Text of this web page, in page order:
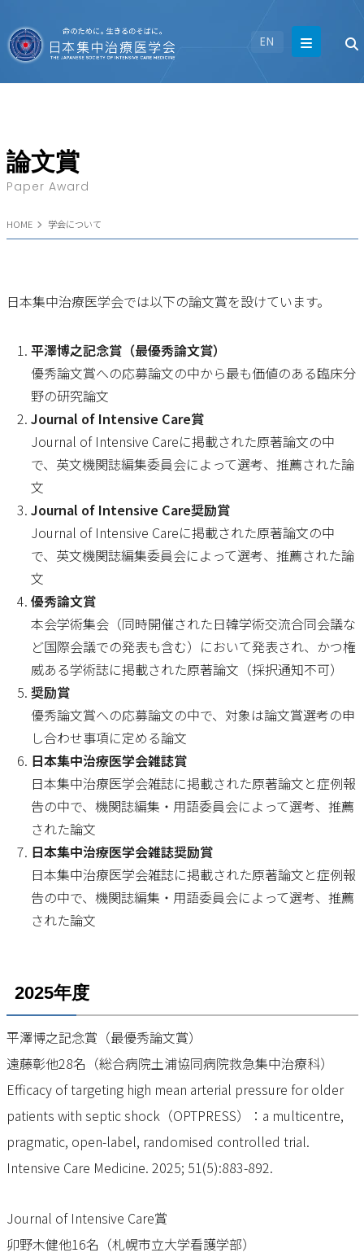
EN
論文賞
Paper Award
HOME 学会について
日本集中治療医学会では以下の論文賞を設けています。
平澤博之記念賞（最優秀論文賞）
優秀論文賞への応募論文の中から最も価値のある臨床分
野の研究論文
Journal of Intensive Care賞
Journal of Intensive Careに掲載された原著論文の中
で、英文機関誌編集委員会によって選考、推薦された論
文
Journal of Intensive Care奨励賞
Journal of Intensive Careに掲載された原著論文の中
で、英文機関誌編集委員会によって選考、推薦された論
文
優秀論文賞
本会学術集会（同時開催された日韓学術交流合同会議な
ど国際会議での発表も含む）において発表され、かつ権
威ある学術誌に掲載された原著論文（採択通知不可）
奨励賞
優秀論文賞への応募論文の中で、対象は論文賞選考の申
し合わせ事項に定める論文
日本集中治療医学会雑誌賞
日本集中治療医学会雑誌に掲載された原著論文と症例報
告の中で、機関誌編集・用語委員会によって選考、推薦
された論文
日本集中治療医学会雑誌奨励賞
日本集中治療医学会雑誌に掲載された原著論文と症例報
告の中で、機関誌編集・用語委員会によって選考、推薦
された論文
2025年度
平澤博之記念賞（最優秀論文賞）
遠藤彰他28名（総合病院土浦協同病院救急集中治療科）
Efficacy of targeting high mean arterial pressure for older
patients with septic shock（OPTPRESS）：a multicentre,
pragmatic, open-label, randomised controlled trial.
Intensive Care Medicine. 2025; 51(5):883-892.
Journal of Intensive Care賞
卯野木健他16名（札幌市立大学看護学部）